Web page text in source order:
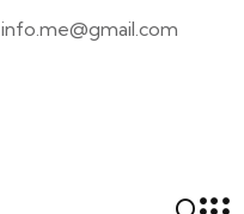
info.me@gmail.com